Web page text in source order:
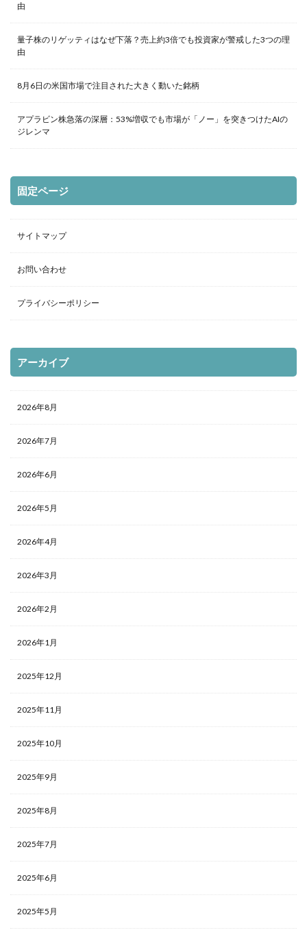
由
量子株のリゲッティはなぜ下落？売上約3倍でも投資家が警戒した3つの理
由
8月6日の米国市場で注目された大きく動いた銘柄
アプラビン株急落の深層：53%増収でも市場が「ノー」を突きつけたAIの
ジレンマ
固定ページ
サイトマップ
お問い合わせ
プライバシーポリシー
アーカイブ
2026年8月
2026年7月
2026年6月
2026年5月
2026年4月
2026年3月
2026年2月
2026年1月
2025年12月
2025年11月
2025年10月
2025年9月
2025年8月
2025年7月
2025年6月
2025年5月